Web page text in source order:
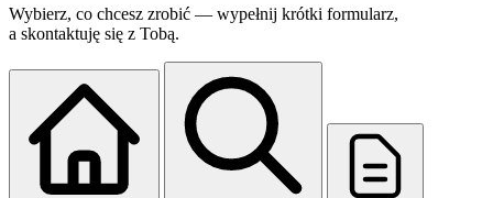
Wybierz, co chcesz zrobić — wypełnij krótki formularz,
a skontaktuję się z Tobą.